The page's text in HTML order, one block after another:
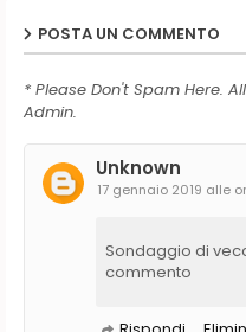
POSTA UN COMMENTO
* Please Don't Spam Here.
Admin.
Unknown
17 gennaio 2019 alle
Sondaggio di
commento